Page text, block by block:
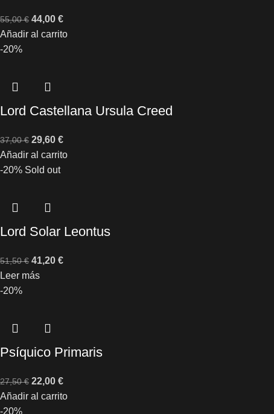
55,00€ 44,00 €
Añadir al carrito
-20%
Lord Castellana Ursula Creed
37,00€ 29,60 €
Añadir al carrito
-20% Sold out
Lord Solar Leontus
51,50€ 41,20 €
Leer más
-20%
Psíquico Primaris
27,50€ 22,00 €
Añadir al carrito
-20%